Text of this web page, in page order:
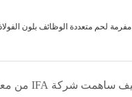
مفرمة لحم متعددة الوظائف بلون